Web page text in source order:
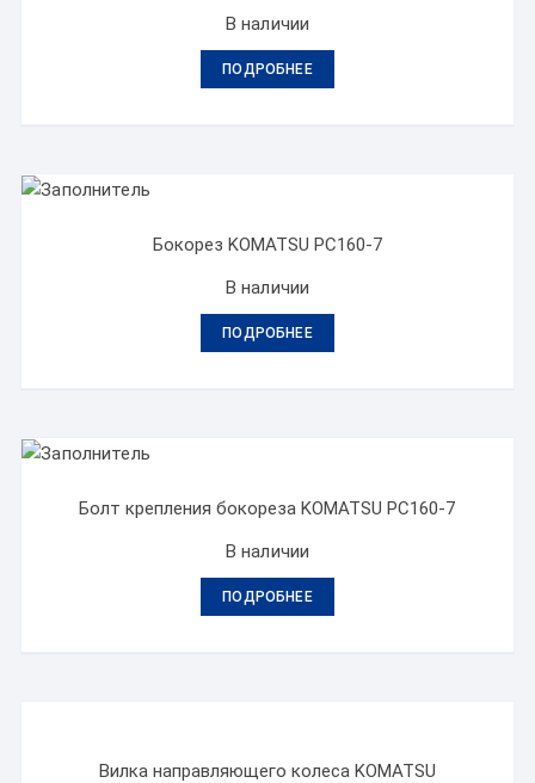
В наличии
ПОДРОБНЕЕ
Бокорез KOMATSU PC160-7
В наличии
ПОДРОБНЕЕ
Болт крепления бокореза KOMATSU PC160-7
В наличии
ПОДРОБНЕЕ
Вилка направляющего колеса KOMATSU